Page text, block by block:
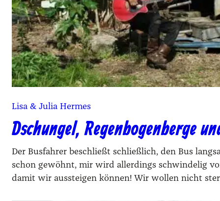
Lisa & Julia Hermes
Dschungel, Regenbogenberge
Der Busfahrer beschließt schließlich, den Bus
schon gewöhnt, mir wird allerdings schwindelig
damit wir aussteigen können! Wir wollen nicht